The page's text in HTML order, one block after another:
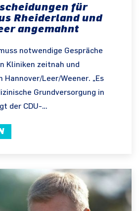
für
Rheiderland und
angemahnt
notwendige Gespräche
Kliniken zeitnah und
Hannover/Leer/Weener. „Es
Grundversorgung in
der CDU-…